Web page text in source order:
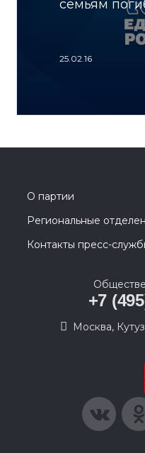
семьям
25.02.16
О партии
Региональные
Контакты пресс-
+7
Москва,